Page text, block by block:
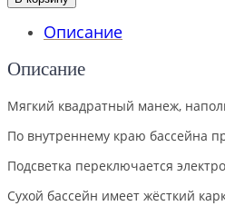
Описание
Описание
Мягкий квадратный манеж,
По внутреннему краю бассейна
Подсветка переключается
Сухой бассейн имеет жёсткий